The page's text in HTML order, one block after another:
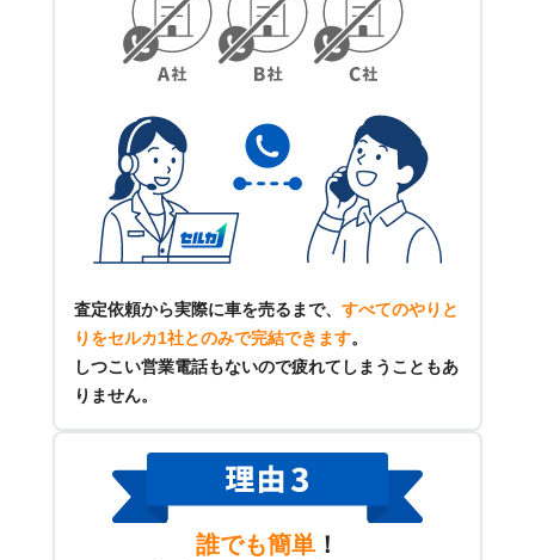
査定依頼から実際に車を売るまで、 すべてのやりと
りをセルカ1社とのみで完結できます。
しつこい営業電話もないので疲れてしまうこともあ
りません。
誰でも簡単 ！